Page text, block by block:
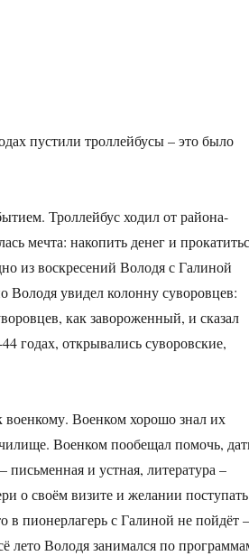
пустили троллейбусы – это было
Троллейбус ходил от района-
мечта: накопить денег и
из воскресений Володя с Галиной
Володя увидел колонну суворовцев:
как завороженный, и сказал
годах, открывались суворовские,
Военком хорошо знал их
Военком пообещал помочь,
и устная, литература –
о своём визите и желании
в пионерлагерь с Галиной не пойдёт
лето Володя занимался по